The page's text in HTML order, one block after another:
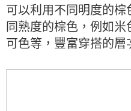
可以利用不同明度的
同熟度的棕色，例如
可色等，豐富穿搭的層